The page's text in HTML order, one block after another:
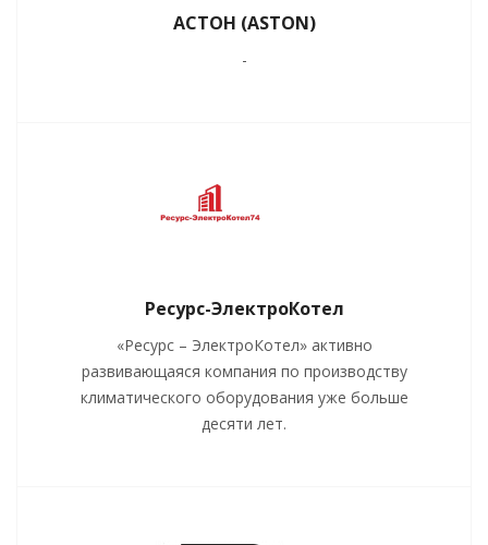
АСТОН (ASTON)
-
Ресурс-ЭлектроКотел
«Ресурс – ЭлектроКотел» активно
развивающаяся компания по производству
климатического оборудования уже больше
десяти лет.